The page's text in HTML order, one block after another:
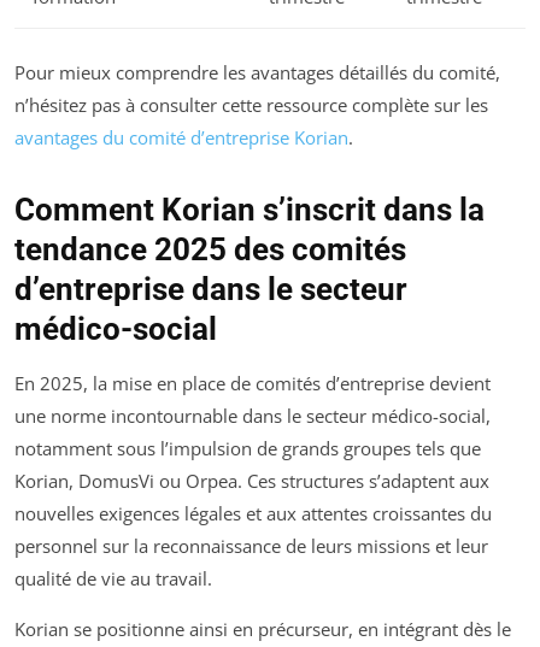
Pour mieux comprendre les avantages détaillés du comité,
n’hésitez pas à consulter cette ressource complète sur les
avantages du comité d’entreprise Korian.
Comment Korian s’inscrit dans la
tendance 2025 des comités
d’entreprise dans le secteur
médico-social
En 2025, la mise en place de comités d’entreprise devient
une norme incontournable dans le secteur médico-social,
notamment sous l’impulsion de grands groupes tels que
Korian, DomusVi ou Orpea. Ces structures s’adaptent aux
nouvelles exigences légales et aux attentes croissantes du
personnel sur la reconnaissance de leurs missions et leur
qualité de vie au travail.
Korian se positionne ainsi en précurseur, en intégrant dès le